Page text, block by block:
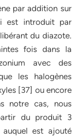
par addition sur
est introduit par
du diazote.
fois dans la
avec des
les halogènes
[37] ou encore
notre cas, nous
du produit 3
auquel est ajouté